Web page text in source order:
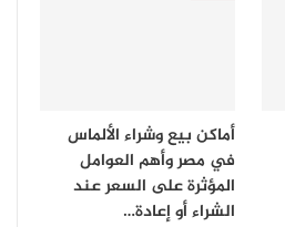
أماكن بيع وشراء الألماس
في مصر وأهم العوامل
المؤثرة على السعر عند
الشراء أو إعادة…